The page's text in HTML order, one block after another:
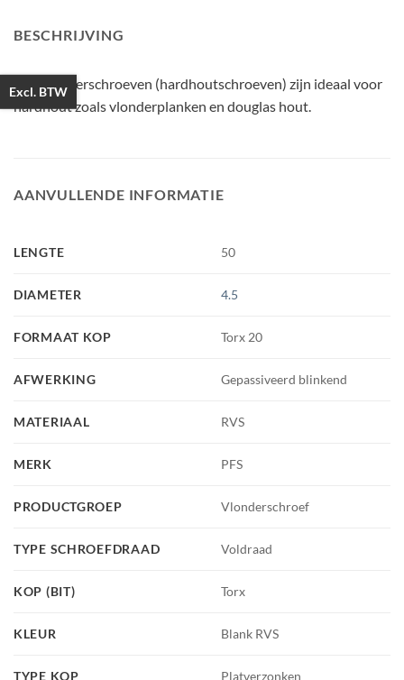
BESCHRIJVING
PFS vlonderschroeven (hardhoutschroeven) zijn ideaal voor
hardhout zoals vlonderplanken en douglas hout.
AANVULLENDE INFORMATIE
LENGTE 50
DIAMETER 4.5
FORMAAT KOP Torx 20
AFWERKING Gepassiveerd blinkend
MATERIAAL RVS
MERK PFS
PRODUCTGROEP Vlonderschroef
TYPE SCHROEFDRAAD Voldraad
KOP (BIT) Torx
KLEUR Blank RVS
TYPE KOP Platverzonken
Excl. BTW